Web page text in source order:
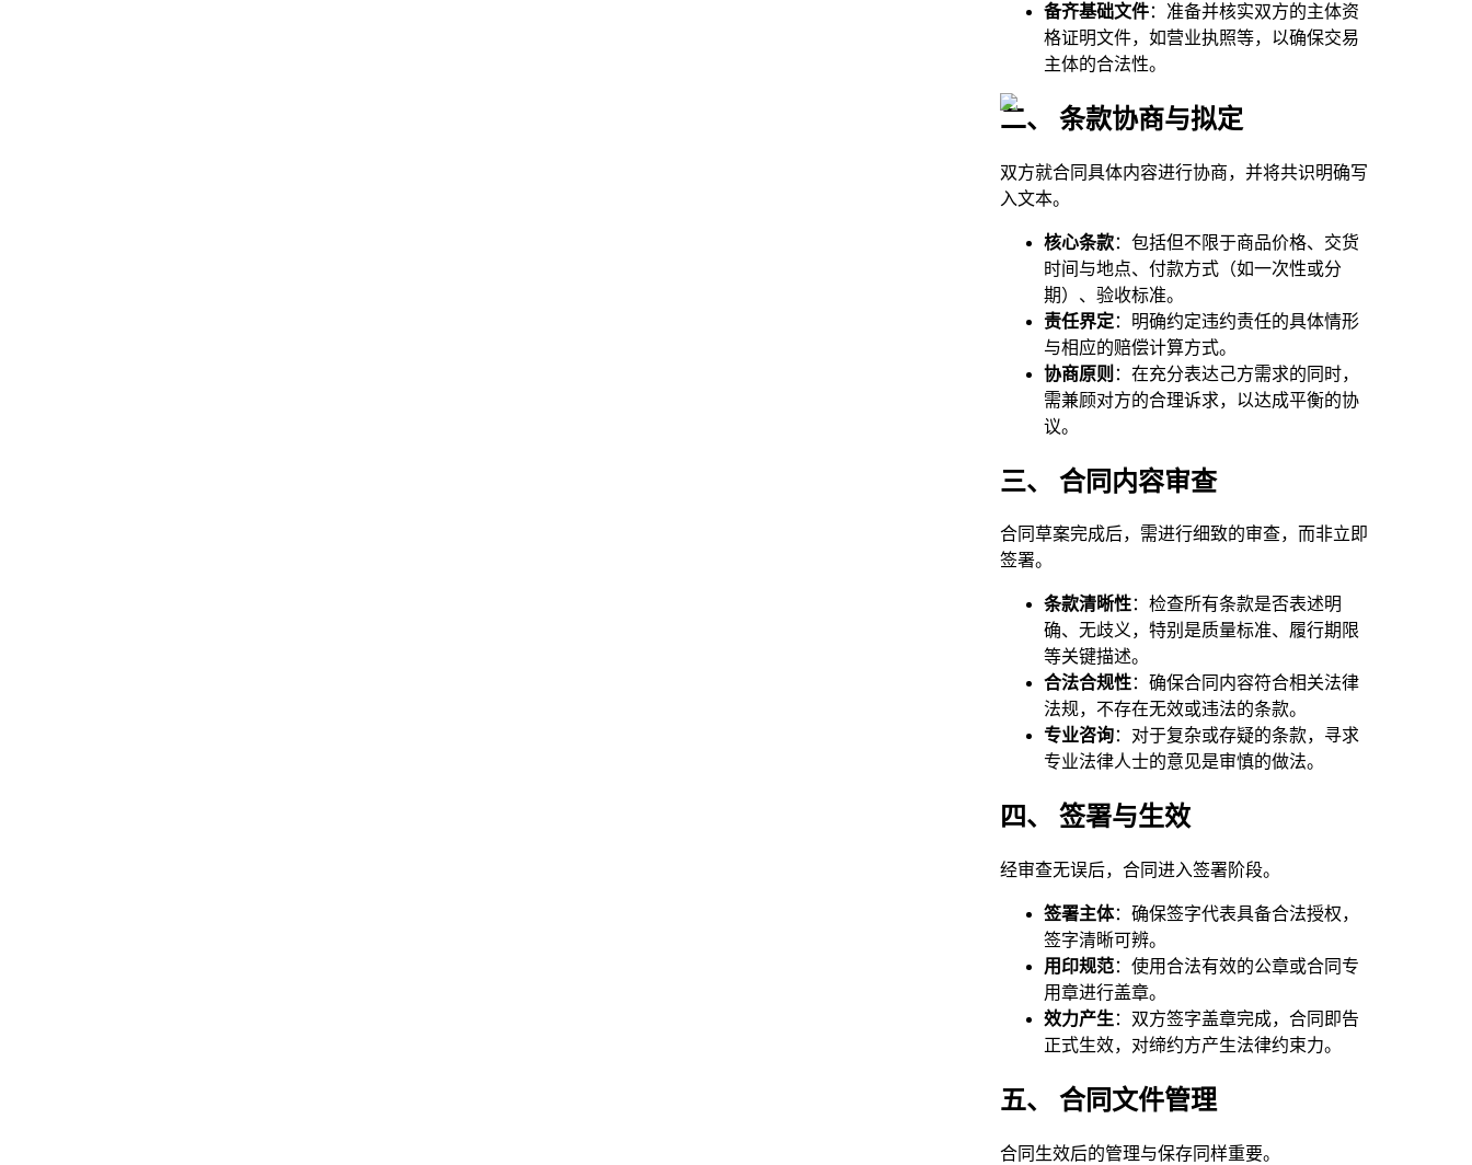
备齐基础文件：准备并核实双方的主体资
格证明文件，如营业执照等，以确保交易
主体的合法性。
二、 条款协商与拟定
双方就合同具体内容进行协商，并将共识明确写
入文本。
核心条款：包括但不限于商品价格、交货
时间与地点、付款方式（如一次性或分
期）、验收标准。
责任界定：明确约定违约责任的具体情形
与相应的赔偿计算方式。
协商原则 ：在充分表达己方需求的同时，
需兼顾对方的合理诉求，以达成平衡的协
议。
三、 合同内容审查
合同草案完成后，需进行细致的审查，而非立即
签署。
条款清晰性：检查所有条款是否表述明
确、无歧义，特别是质量标准、履行期限
等关键描述。
合法合规性：确保合同内容符合相关法律
法规，不存在无效或违法的条款。
专业咨询：对于复杂或存疑的条款，寻求
专业法律人士的意见是审慎的做法。
四、 签署与生效
经审查无误后，合同进入签署阶段。
签署主体：确保签字代表具备合法授权，
签字清晰可辨。
用印规范：使用合法有效的公章或合同专
用章进行盖章。
效力产生 ：双方签字盖章完成，合同即告
正式生效，对缔约方产生法律约束力。
五、 合同文件管理
合同生效后的管理与保存同样重要。